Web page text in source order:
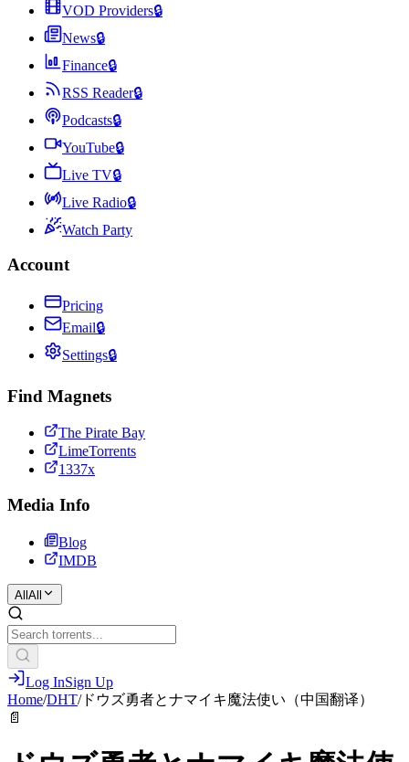
VOD Providers🔒
News🔒
Finance🔒
RSS Reader🔒
Podcasts🔒
YouTube🔒
Live TV🔒
Live Radio🔒
Watch Party
Account
Pricing
Email🔒
Settings🔒
Find Magnets
The Pirate Bay
LimeTorrents
1337x
Media Info
Blog
IMDB
All All
Log InSign Up
Home/DHT/ドウズ勇者とナマイキ魔法使い（中国翻译）
📄